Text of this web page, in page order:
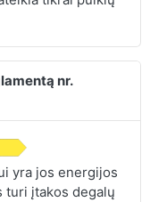
nr.
yra jos energijos
įtakos degalų